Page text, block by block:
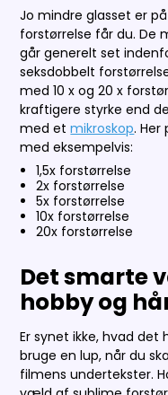
Jo mindre glasset er
forstørrelse får du. De
går generelt set
seksdobbelt
med 10 x og 20 x
kraftigere styrke end
med etmikroskop. Her
med eksempelvis:
1,5x forstørrelse
2x forstørrelse
5x forstørrelse
10x forstørrelse
20x forstørrelse
Det smarte
hobby og
Er synet ikke, hvad
bruge en lup, når du
filmens undertekster.